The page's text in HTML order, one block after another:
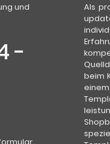
und
-
Als
beim